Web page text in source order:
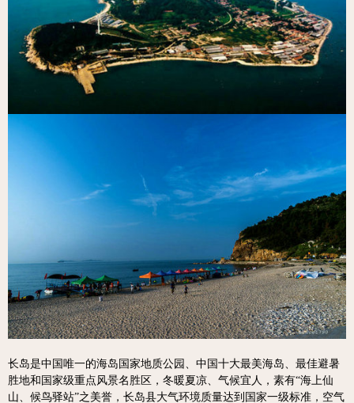
长岛是中国唯一的海岛国家地质公园、中国十大最美海岛、最佳避暑
胜地和国家级重点风景名胜区，冬暖夏凉、气候宜人，素有“海上仙
山、候鸟驿站”之美誉，长岛县大气环境质量达到国家一级标准，空气